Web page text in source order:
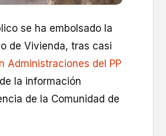
se ha embolsado la
de Vivienda, tras casi
Administraciones del PP
la información
de la Comunidad de